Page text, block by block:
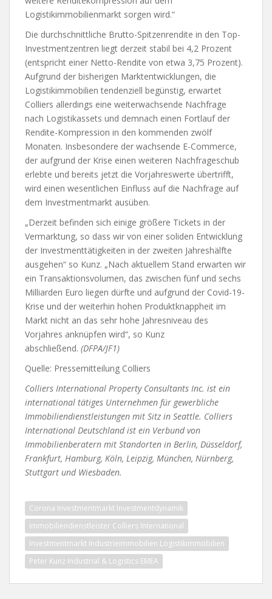
Logistikimmobilienmarkt sorgen wird.“
Die durchschnittliche Brutto-Spitzenrendite in den Top-
Investmentzentren liegt derzeit stabil bei 4,2 Prozent
(entspricht einer Netto-Rendite von etwa 3,75 Prozent).
Aufgrund der bisherigen Marktentwicklungen, die
Logistikimmobilien tendenziell begünstig, erwartet
Colliers allerdings eine weiterwachsende Nachfrage
nach Logistikassets und demnach einen Fortlauf der
Rendite-Kompression in den kommenden zwölf
Monaten. Insbesondere der wachsende E-Commerce,
der aufgrund der Krise einen weiteren Nachfrageschub
erlebte und bereits jetzt die Vorjahreswerte übertrifft,
wird einen wesentlichen Einfluss auf die Nachfrage auf
dem Investmentmarkt ausüben.
„Derzeit befinden sich einige größere Tickets in der
Vermarktung, so dass wir von einer soliden Entwicklung
der Investmenttätigkeiten in der zweiten Jahreshälfte
ausgehen“ so Kunz. „Nach aktuellem Stand erwarten wir
ein Transaktionsvolumen, das zwischen fünf und sechs
Milliarden Euro liegen dürfte und aufgrund der Covid-19-
Krise und der weiterhin hohen Produktknappheit im
Markt nicht an das sehr hohe Jahresniveau des
Vorjahres anknüpfen wird“, so Kunz
abschließend. (DFPA/JF1)
Quelle: Pressemitteilung Colliers
Colliers International Property Consultants Inc. ist ein
international tätiges Unternehmen für gewerbliche
Immobiliendienstleistungen mit Sitz in Seattle. Colliers
International Deutschland ist ein Verbund von
Immobilienberatern mit Standorten in Berlin, Düsseldorf,
Frankfurt, Hamburg, Köln, Leipzig, München, Nürnberg,
Stuttgart und Wiesbaden.
Corona Investmentmarkt Investmentdynamik
Immobiliendienstleister Colliers International
Investmentmarkt Industrieimmobilien Logistikimmobilien
Peter Kunz Industrial & Logistics EMEA